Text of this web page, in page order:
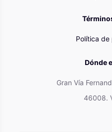
Política
Dónde
Gran Vía
46008.